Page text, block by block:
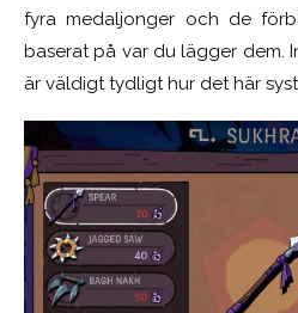
fyra medaljonger och de
baserat på var du lägger dem.
är väldigt tydligt hur det här